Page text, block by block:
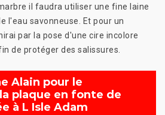
il faudra utiliser une fine laine
l'eau savonneuse. Et pour un
par la pose d'une cire incolore
de protéger des salissures.
Alain pour le
plaque en fonte de
à L Isle Adam